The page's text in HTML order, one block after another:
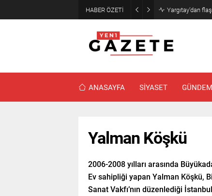
HABER ÖZETİ Narin
ANASAYFA SİYASET GÜNDEM
Yalman Köşkü
2006-2008 yılları arasında
Ev sahipliği yapan Yalman Köşkü,
Sanat Vakfı’nın düzenlediği